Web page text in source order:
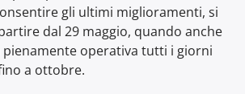
gli ultimi miglioramenti, si
dal 29 maggio, quando anche
pienamente operativa tutti i giorni
a ottobre.